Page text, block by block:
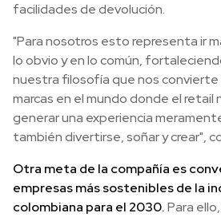
facilidades de devolución.
"Para nosotros esto representa ir
lo obvio y en lo común,
nuestra filosofía que nos convierte
marcas en el mundo donde el retail
generar una experiencia
también divertirse, soñar y crear",
Otra meta de la compañía es
empresas más sostenibles de la
colombiana para el 2030.Para